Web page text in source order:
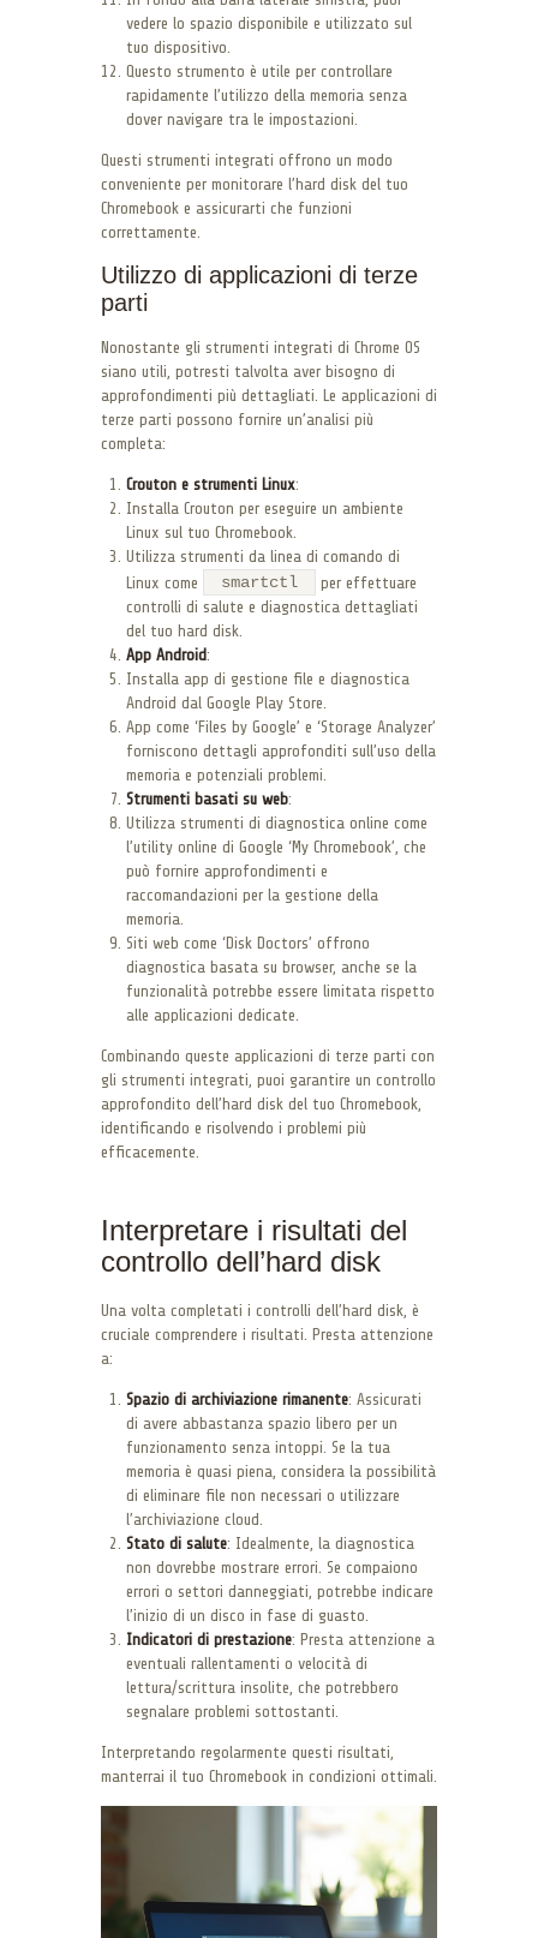
vedere lo spazio disponibile e utilizzato sul
tuo dispositivo.
Questo strumento è utile per controllare
rapidamente l’utilizzo della memoria senza
dover navigare tra le impostazioni.
Questi strumenti integrati offrono un modo
conveniente per monitorare l’hard disk del tuo
Chromebook e assicurarti che funzioni
correttamente.
Utilizzo di applicazioni di terze
parti
Nonostante gli strumenti integrati di Chrome OS
siano utili, potresti talvolta aver bisogno di
approfondimenti più dettagliati. Le applicazioni di
terze parti possono fornire un’analisi più
completa:
Crouton e strumenti Linux:
Installa Crouton per eseguire un ambiente
Linux sul tuo Chromebook.
Utilizza strumenti da linea di comando di
Linux come
smartctl
per effettuare
controlli di salute e diagnostica dettagliati
del tuo hard disk.
App Android:
Installa app di gestione file e diagnostica
Android dal Google Play Store.
App come ‘Files by Google’ e ‘Storage Analyzer’
forniscono dettagli approfonditi sull’uso della
memoria e potenziali problemi.
Strumenti basati su web:
Utilizza strumenti di diagnostica online come
l’utility online di Google ‘My Chromebook’, che
può fornire approfondimenti e
raccomandazioni per la gestione della
memoria.
Siti web come ‘Disk Doctors’ offrono
diagnostica basata su browser, anche se la
funzionalità potrebbe essere limitata rispetto
alle applicazioni dedicate.
Combinando queste applicazioni di terze parti con
gli strumenti integrati, puoi garantire un controllo
approfondito dell’hard disk del tuo Chromebook,
identificando e risolvendo i problemi più
efficacemente.
Interpretare i risultati del
controllo dell’hard disk
Una volta completati i controlli dell’hard disk, è
cruciale comprendere i risultati. Presta attenzione
a:
Spazio di archiviazione rimanente: Assicurati
di avere abbastanza spazio libero per un
funzionamento senza intoppi. Se la tua
memoria è quasi piena, considera la possibilità
di eliminare file non necessari o utilizzare
l’archiviazione cloud.
Stato di salute: Idealmente, la diagnostica
non dovrebbe mostrare errori. Se compaiono
errori o settori danneggiati, potrebbe indicare
l’inizio di un disco in fase di guasto.
Indicatori di prestazione: Presta attenzione a
eventuali rallentamenti o velocità di
lettura/scrittura insolite, che potrebbero
segnalare problemi sottostanti.
Interpretando regolarmente questi risultati,
manterrai il tuo Chromebook in condizioni ottimali.